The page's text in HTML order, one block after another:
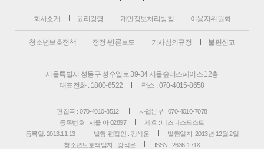
회사소개 윤리강령 개인정보처리방침 이용자위원회
청소년보호정책 정정·반론보도 기사심의규정 불편신고
서울특별시 성동구 성수일로 39-34 서울숲더스페이스 12층
대표전화 : 1800-6522
팩스 : 070-4015-8658
편집국 : 070-4010-8512
사업본부 : 070-4010-7078
등록번호 : 서울 아 02897
제호 : 비즈니스포스트
등록일: 2013.11.13
발행·편집인 : 강석운
발행일자: 2013년 12월 2일
청소년보호책임자 : 강석운
ISSN : 2636-171X